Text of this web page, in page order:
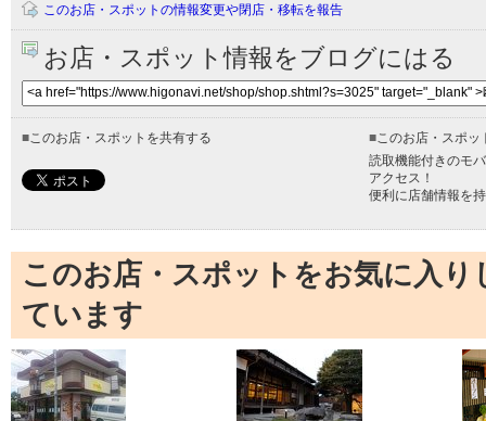
このお店・スポットの情報変更や閉店・移転を報告
お店・スポット情報をブログにはる
■ このお店・スポットを共有する ■ このお店・スポ
読取機能付きのモ
アクセス！
便利に店舗情報を
このお店・スポットをお気に入
ています